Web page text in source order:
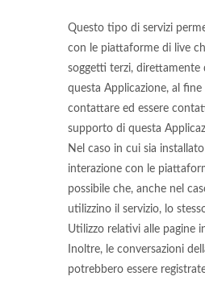
Questo tipo di servizi
con le piattaforme di live
soggetti terzi, direttamente
questa Applicazione, al
contattare ed essere
supporto di questa
Nel caso in cui sia
interazione con le
possibile che, anche nel
utilizzino il servizio, lo
Utilizzo relativi alle pagine
Inoltre, le conversazioni
potrebbero essere